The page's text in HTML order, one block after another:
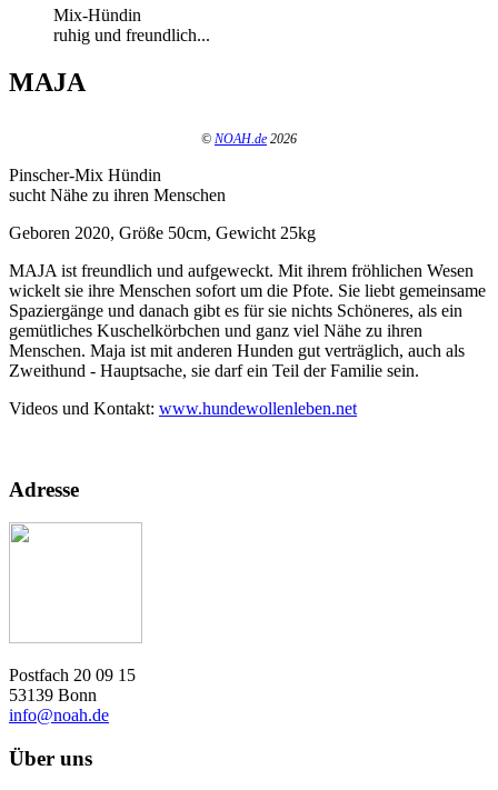
Mix-Hündin
ruhig und freundlich...
MAJA
© NOAH.de 2026
Pinscher-Mix Hündin
sucht Nähe zu ihren Menschen
Geboren 2020, Größe 50cm, Gewicht 25kg
MAJA ist freundlich und aufgeweckt. Mit ihrem fröhlichen Wesen
wickelt sie ihre Menschen sofort um die Pfote. Sie liebt gemeinsame
Spaziergänge und danach gibt es für sie nichts Schöneres, als ein
gemütliches Kuschelkörbchen und ganz viel Nähe zu ihren
Menschen. Maja ist mit anderen Hunden gut verträglich, auch als
Zweithund - Hauptsache, sie darf ein Teil der Familie sein.
Videos und Kontakt: www.hundewollenleben.net
Adresse
Postfach 20 09 15
53139 Bonn
info@noah.de
Über uns